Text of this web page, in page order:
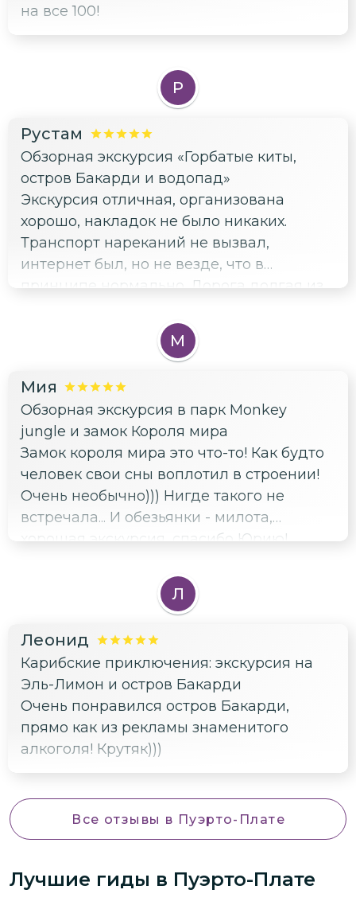
на все 100!
Р
Рустам
Обзорная экскурсия «Горбатые киты,
остров Бакарди и водопад»
Экскурсия отличная, организована
хорошо, накладок не было никаких.
Транспорт нареканий не вызвал,
интернет был, но не везде, что в
принципе нормально. Дорога долгая из
только если вертолетом лететь. Места
интересные и неповторимые. Водопад
виды с него завораживающие, киты - ну...
это киты, все что я от них ожидал я
получил )))) Остров Бакарди - да, суета,
куча народу, но место красивое и вода
супер.
М
Мия
Обзорная экскурсия в парк Monkey
jungle и замок Короля мира
Замок короля мира это что-то! Как будто
человек свои сны воплотил в строении!
Очень необычно))) Нигде такого не
встречала... И обезьянки - милота,
хорошая экскурсия, спасибо Юрию!
Л
Леонид
Карибские приключения: экскурсия на
Эль-Лимон и остров Бакарди
Очень понравился остров Бакарди,
прямо как из рекламы знаменитого
алкоголя! Крутяк)))
Все отзывы в Пуэрто-Плате
Лучшие гиды в Пуэрто-Плате